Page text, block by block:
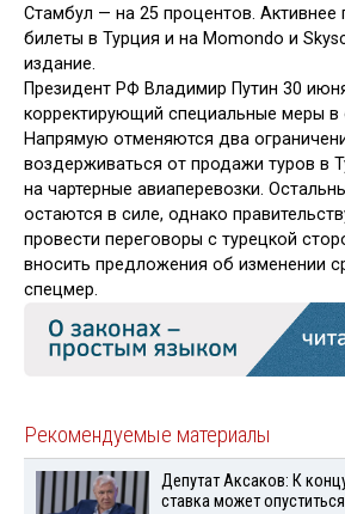
Стамбул — на 25 процентов. Активнее
билеты в Турция и на Momondo и
издание.
Президент РФ Владимир Путин 30
корректирующий специальные меры в
Напрямую отменяются два
воздерживаться от продажи туров в
на чартерные авиаперевозки.
остаются в силе, однако
провести переговоры с турецкой
вносить предложения об изменении
спецмер.
Рекомендуемые материалы
Депутат Аксаков: К
ставка может